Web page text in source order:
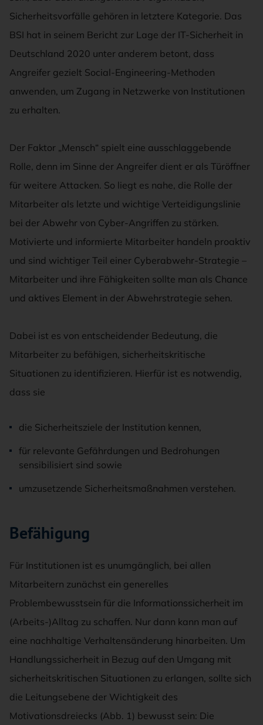
Sicherheitsvorfälle gehören in letztere Kategorie. Das
BSI hat in seinem Bericht zur Lage der IT-Sicherheit in
Deutschland 2020 unter anderem betont, dass
Angreifer gezielt Social-Engineering-Methoden
anwenden, um Zugang in Netzwerke von Institutionen
zu erhalten.
Der Faktor „Mensch“ spielt eine ausschlaggebende
Rolle, denn im Sinne der Angreifer dient er als Türöffner
für weitere Attacken. So liegt es nahe, die Rolle der
Mitarbeiter als letzte und wichtige Verteidigungslinie
bei der Abwehr von Cyber-Angriffen zu stärken.
Motivierte und informierte Mitarbeiter handeln proaktiv
und sind wichtiger Teil einer Cyberabwehr-Strategie –
Mitarbeiter und ihre Fähigkeiten sollte man als Chance
und aktives Element in der Abwehrstrategie sehen.
Dabei ist es von entscheidender Bedeutung, die
Mitarbeiter zu befähigen, sicherheitskritische
Situationen zu identifizieren. Hierfür ist es notwendig,
dass sie
die Sicherheitsziele der Institution kennen,
für relevante Gefährdungen und Bedrohungen
sensibilisiert sind sowie
umzusetzende Sicherheitsmaßnahmen verstehen.
Befähigung
Für Institutionen ist es unumgänglich, bei allen
Mitarbeitern zunächst ein generelles
Problembewusstsein für die Informationssicherheit im
(Arbeits-)Alltag zu schaffen. Nur dann kann man auf
eine nachhaltige Verhaltensänderung hinarbeiten. Um
Handlungssicherheit in Bezug auf den Umgang mit
sicherheitskritischen Situationen zu erlangen, sollte sich
die Leitungsebene der Wichtigkeit des
Motivationsdreiecks (Abb. 1) bewusst sein: Die